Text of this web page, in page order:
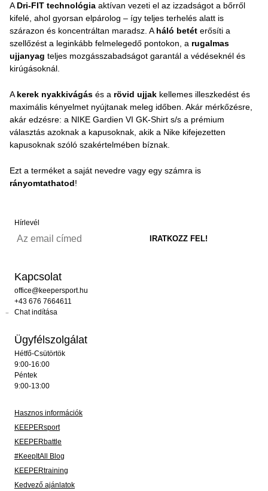
A Dri-FIT technológia aktívan vezeti el az izzadságot a bőrről
kifelé, ahol gyorsan elpárolog – így teljes terhelés alatt is
szárazon és koncentráltan maradsz. A háló betét erősíti a
szellőzést a leginkább felmelegedő pontokon, a rugalmas
ujjanyag teljes mozgásszabadságot garantál a védéseknél és
kirúgásoknál.
A kerek nyakkivágás és a rövid ujjak kellemes illeszkedést és
maximális kényelmet nyújtanak meleg időben. Akár mérkőzésre,
akár edzésre: a NIKE Gardien VI GK-Shirt s/s a prémium
választás azoknak a kapusoknak, akik a Nike kifejezetten
kapusoknak szóló szakértelmében bíznak.
Ezt a terméket a saját nevedre vagy egy számra is
rányomtathatod!
Hírlevél
Kapcsolat
office@keepersport.hu
+43 676 7664611
Chat indítása
Ügyfélszolgálat
Hétfő-Csütörtök
9:00-16:00
Péntek
9:00-13:00
Hasznos információk
KEEPERsport
KEEPERbattle
#KeepItAll Blog
KEEPERtraining
Kedvező ajánlatok